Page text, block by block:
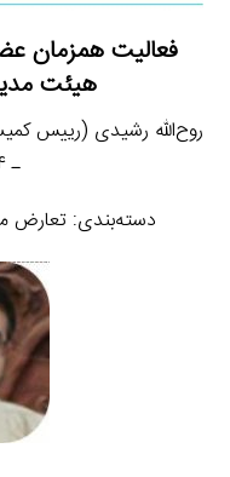
فعالیت همزمان
هیئت
روح‌الله رشیدی (رییس
ـ ۲۴ اسفند ۱۴۰۰
دسته‌بندی: تعارض